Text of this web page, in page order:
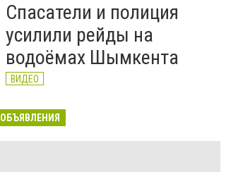
Спасатели и полиция
усилили рейды на
водоёмах Шымкента
ВИДЕО
ОБЪЯВЛЕНИЯ